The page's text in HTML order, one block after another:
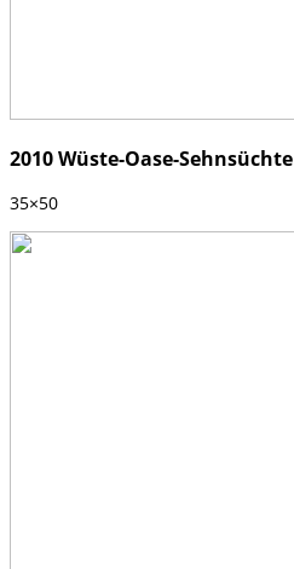
2010 Wüste-Oase-Sehnsüchte
35×50